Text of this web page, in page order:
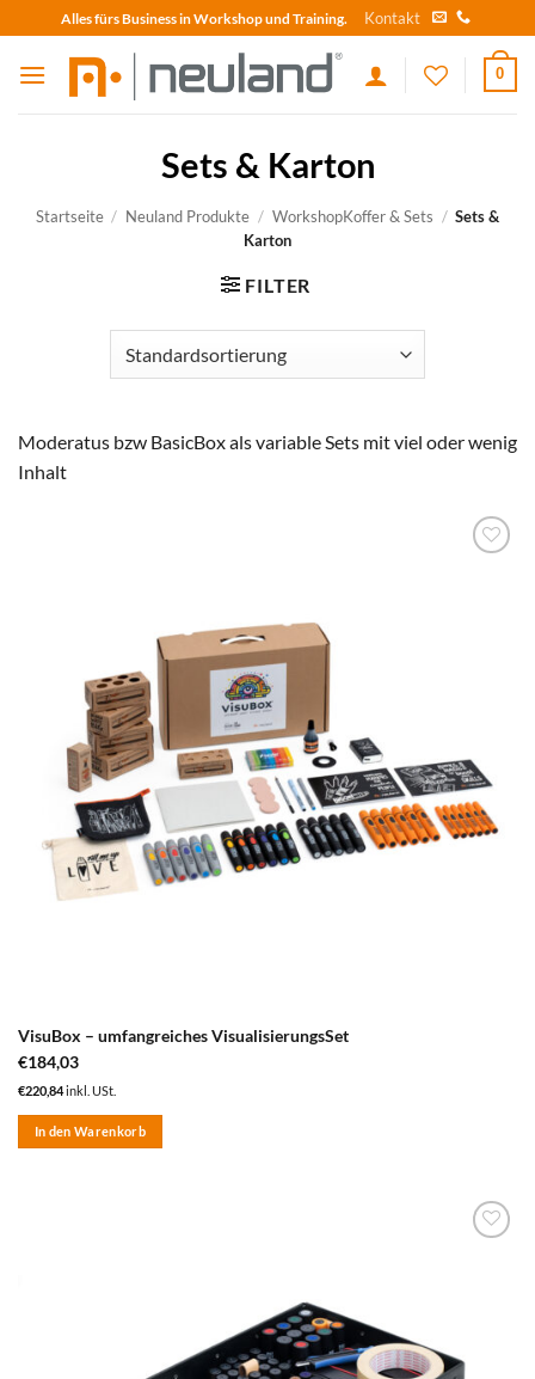
to
content
Alles fürs Business in Workshop und Training. Kontakt
0
Sets & Karton
Startseite / Neuland Produkte / WorkshopKoffer & Sets / Sets &
Karton
FILTER
Moderatus bzw BasicBox als variable Sets mit viel oder wenig
Inhalt
VisuBox – umfangreiches VisualisierungsSet
€184,03
€220,84inkl. USt.
In den Warenkorb